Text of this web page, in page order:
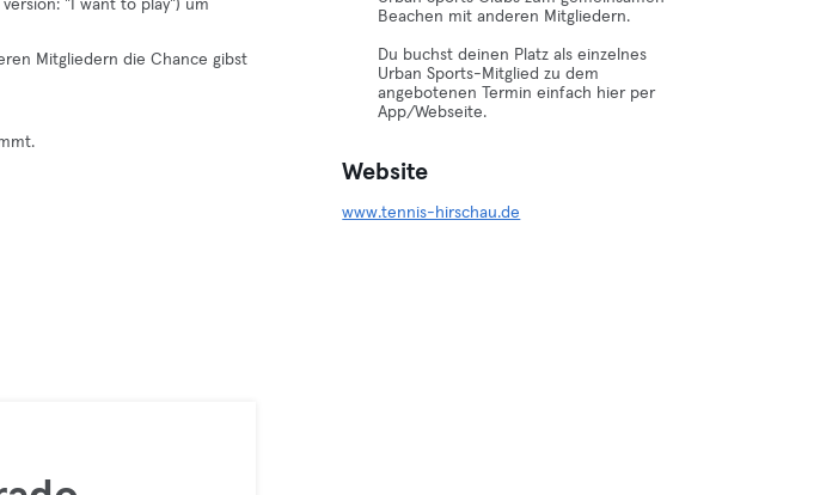
"I want to play") um
Mitgliedern die Chance gibst
Beachen mit anderen Mitgliedern.
Du buchst deinen Platz als einzelnes
Urban Sports-Mitglied zu dem
angebotenen Termin einfach hier per
App/Webseite.
Website
www.tennis-hirschau.de